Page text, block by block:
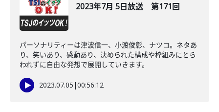
2023年7月 5日放送 第171回
パーソナリティーは津波信一、小渡俊彰、ナツコ。ネタあ
り、笑いあり、感動あり、決められた構成や枠組みにとら
われずに自由な発想で展開していきます。
2023.07.05 |00:56:12